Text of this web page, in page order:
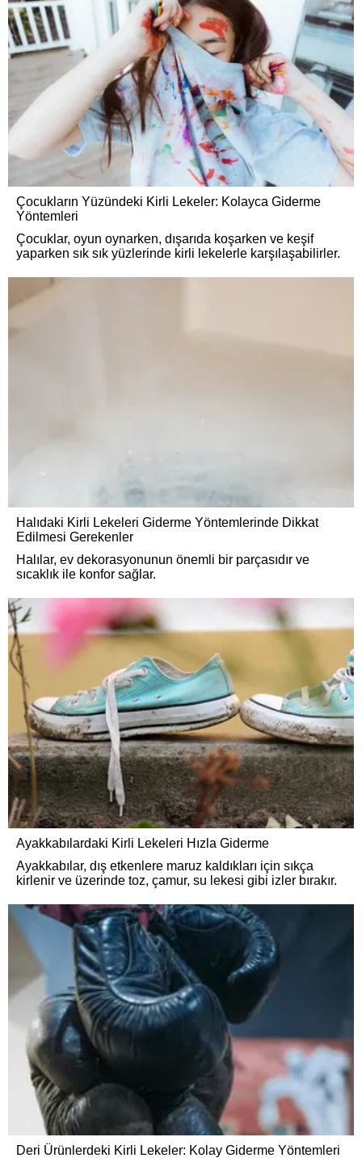
Çocukların Yüzündeki Kirli Lekeler: Kolayca Giderme
Yöntemleri
Çocuklar, oyun oynarken, dışarıda koşarken ve keşif
yaparken sık sık yüzlerinde kirli lekelerle karşılaşabilirler.
Halıdaki Kirli Lekeleri Giderme Yöntemlerinde Dikkat
Edilmesi Gerekenler
Halılar, ev dekorasyonunun önemli bir parçasıdır ve
sıcaklık ile konfor sağlar.
Ayakkabılardaki Kirli Lekeleri Hızla Giderme
Ayakkabılar, dış etkenlere maruz kaldıkları için sıkça
kirlenir ve üzerinde toz, çamur, su lekesi gibi izler bırakır.
Deri Ürünlerdeki Kirli Lekeler: Kolay Giderme Yöntemleri